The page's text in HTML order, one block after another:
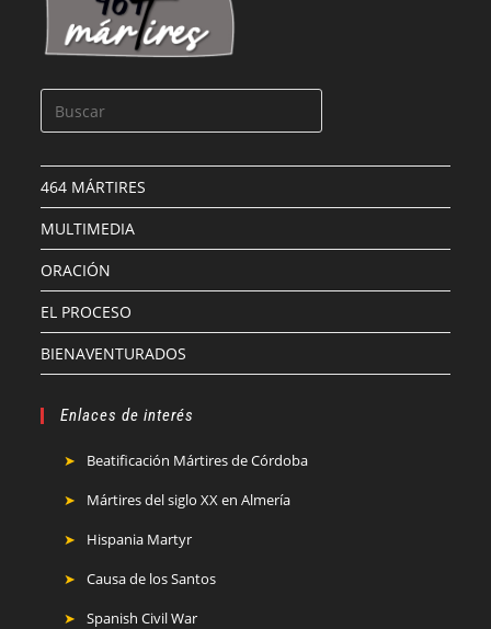
464 MÁRTIRES
MULTIMEDIA
ORACIÓN
EL PROCESO
BIENAVENTURADOS
Enlaces de interés
Beatificación Mártires de Córdoba
Mártires del siglo XX en Almería
Hispania Martyr
Causa de los Santos
Spanish Civil War